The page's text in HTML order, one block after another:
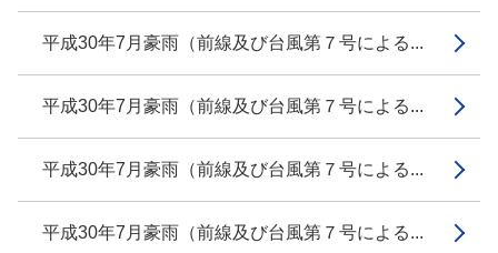
平成30年7月豪雨（前線及び台風第７号による...
平成30年7月豪雨（前線及び台風第７号による...
平成30年7月豪雨（前線及び台風第７号による...
平成30年7月豪雨（前線及び台風第７号による...